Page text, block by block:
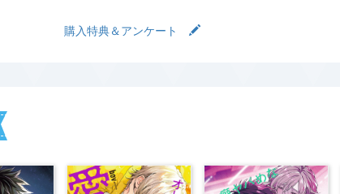
購入特典＆アンケート